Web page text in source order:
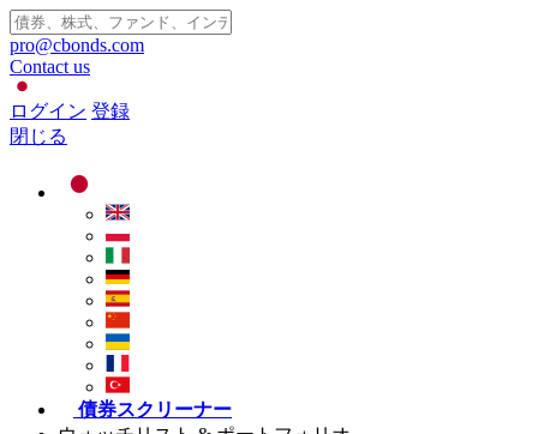
pro@cbonds.com
Contact us
ログイン 登録
閉じる
債券スクリーナー